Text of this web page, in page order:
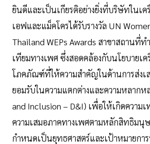
ยินดีและเป็นเกียรติอย่างยิ่งที่บริษัทในเ
เอฟและแม็คโครได้รับรางวัล UN
Thailand WEPs Awards สาขาสถานที่ท
เทียมทางเพศ ซึ่งสอดคล้องกับนโยบายเ
โภคภัณฑ์ที่ให้ความสำคัญในด้านการส่งเ
ยอมรับในความแตกต่างและความหลากห
and Inclusion – D&I) เพื่อให้เกิดความ
ความเสมอภาคทางเพศตามหลักสิทธิมนุ
กำหนดเป็นยุทธศาสตร์และเป้าหมายก